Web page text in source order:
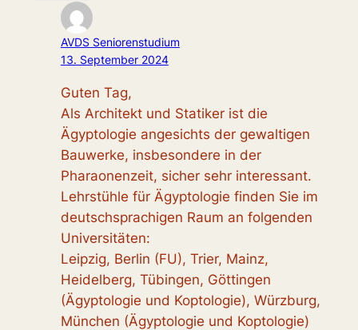
AVDS Seniorenstudium
13. September 2024
Guten Tag,
Als Architekt und Statiker ist die
Ägyptologie angesichts der gewaltigen
Bauwerke, insbesondere in der
Pharaonenzeit, sicher sehr interessant.
Lehrstühle für Ägyptologie finden Sie im
deutschsprachigen Raum an folgenden
Universitäten:
Leipzig, Berlin (FU), Trier, Mainz,
Heidelberg, Tübingen, Göttingen
(Ägyptologie und Koptologie), Würzburg,
München (Ägyptologie und Koptologie)